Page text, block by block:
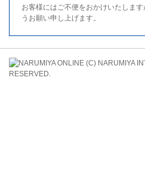
お客様にはご不便をおかけいたしま
うお願い申し上げます。